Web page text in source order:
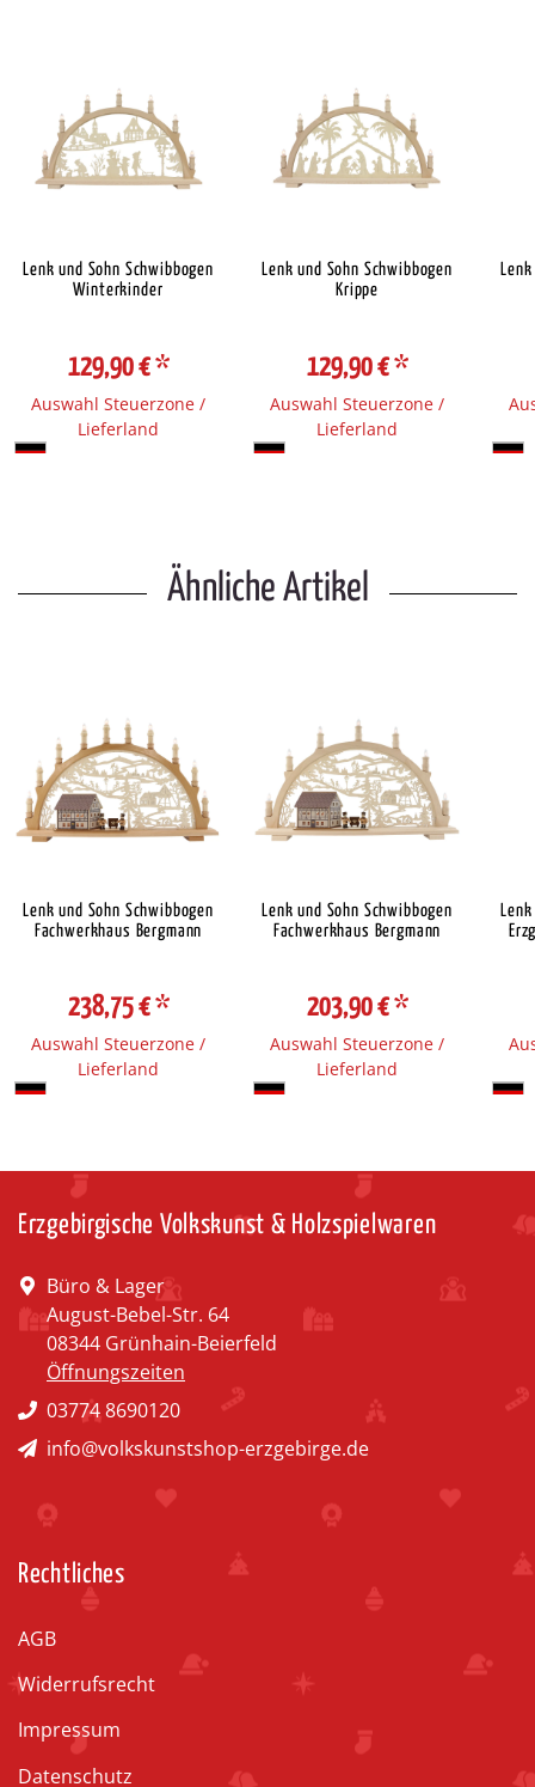
Lenk und Sohn Schwibbogen
Winterkinder
129,90 €*
Auswahl Steuerzone /
Lieferland
Lenk und Sohn Schwibbogen
Krippe
129,90 €*
Auswahl Steuerzone /
Lieferland
Ähnliche Artikel
Lenk und Sohn Schwibbogen
Fachwerkhaus Bergmann
238,75 €*
Auswahl Steuerzone /
Lieferland
Lenk und Sohn Schwibbogen
Fachwerkhaus Bergmann
203,90 €*
Auswahl Steuerzone /
Lieferland
Erzgebirgische Volkskunst & Holzspielwaren
Büro & Lager
August-Bebel-Str. 64
08344 Grünhain-Beierfeld
Öffnungszeiten
03774 8690120
info@volkskunstshop-erzgebirge.de
Rechtliches
AGB
Widerrufsrecht
Impressum
Datenschutz